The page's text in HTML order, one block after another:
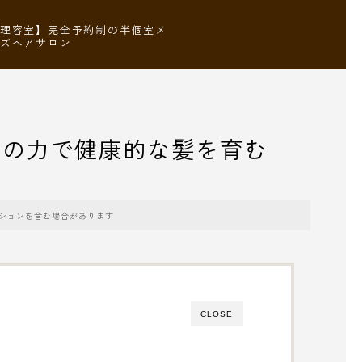
理容室】完全予約制の半個室メ
ヘアサロン
力で健康的な髪を育む
ョンを含む場合があります
CLOSE